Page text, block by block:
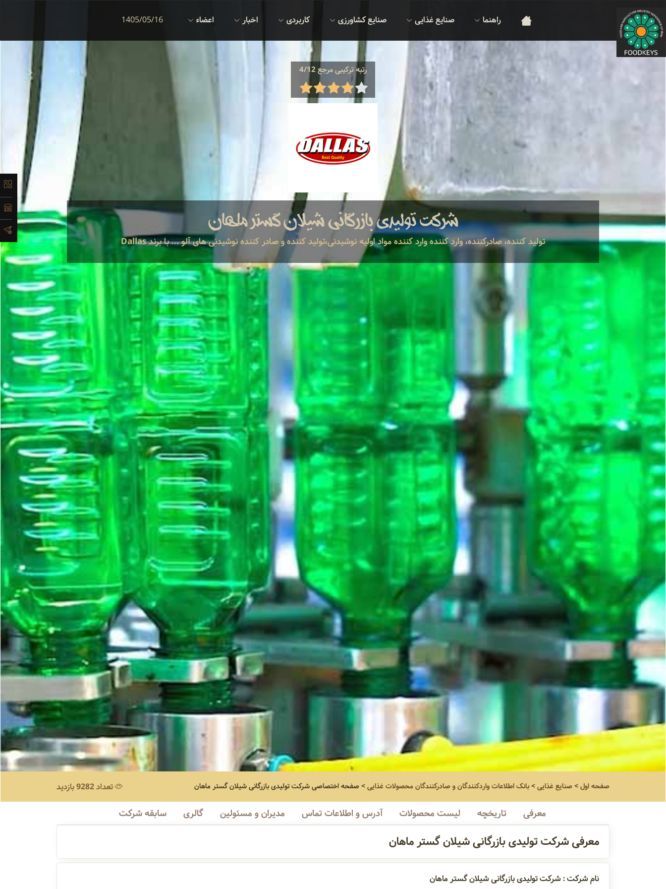
راهنما صنایع غذایی صنایع کشاورزی کاربردی اخبار اعضاء 1405/05/16
رتبه ترکیبی مرجع 4/12
شرکت تولیدی بازرگانی شیلان گستر ماهان
تولید کننده، صادرکننده، وارد کننده وارد کننده مواد اولیه نوشیدنی،تولید کننده و صادر کننده نوشیدنی های آلو ... با برند Dallas
تعداد 9282 بازدید صفحه اول> صنایع غذایی>بانک اطلاعات واردکنندگان و صادرکنندگان محصولات غذایی> صفحه اختصاصیشرکت تولیدی بازرگانی شیلان گستر ماهان
معرفی تاریخچه لیست محصولات آدرس و اطلاعات تماس مدیران و مسئولین گالری سابقه شرکت
معرفی شرکت تولیدی بازرگانی شیلان گستر ماهان
نام شرکت : شرکت تولیدی بازرگانی شیلان گستر ماهان